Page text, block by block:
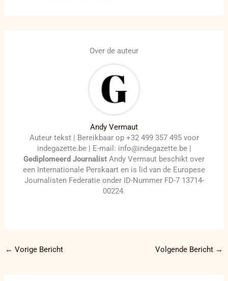
Over de auteur
Andy Vermaut
Auteur tekst | Bereikbaar op +32 499 357 495 voor
indegazette.be | E-mail: info@indegazette.be |
Gediplomeerd Journalist Andy Vermaut beschikt over
een Internationale Perskaart en is lid van de Europese
Journalisten Federatie onder ID-Nummer FD-7 13714-
00224.
← Vorige Bericht Volgende Bericht →